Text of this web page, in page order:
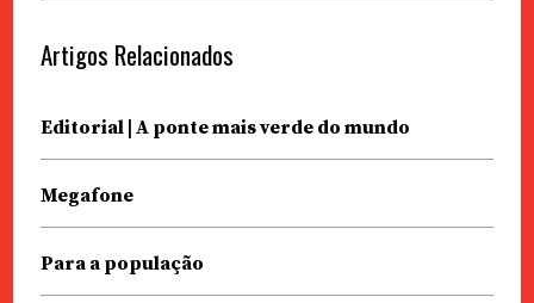
Artigos Relacionados
Editorial | A ponte mais verde do mundo
Megafone
Para a população